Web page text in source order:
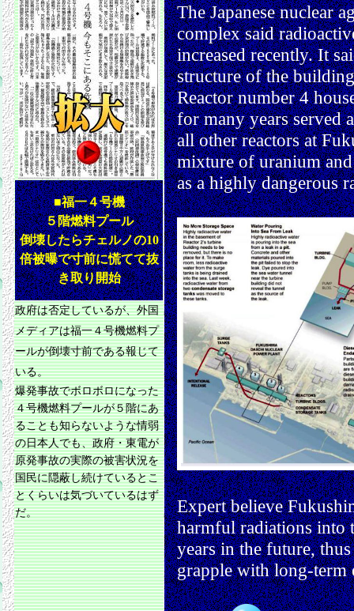
■福一４号機
５階燃料プール
倒壊したらチェルノの10
倍被曝で寸前に慌てて抜
き取り開始
政府は否定しているが、外国
メディアは福一４号機燃料プ
ールが倒壊寸前である報じて
いる。
爆発事故でボロボロになった
４号機燃料プールが５階にあ
ることも知らないような情弱
の日本人でも、政府・東電が
原発事故の実際の被害状況を
国民に隠蔽し続けているとこ
とくらいは気づいているはず
だ。
The Japanese nuclear
complex said
increased recently. It
structure of the
Reactor number 4
for many years served
all other reactors at
mixture of uranium
as a highly dangerous
Expert believe
harmful radiations into
years in the future,
grapple with long-term